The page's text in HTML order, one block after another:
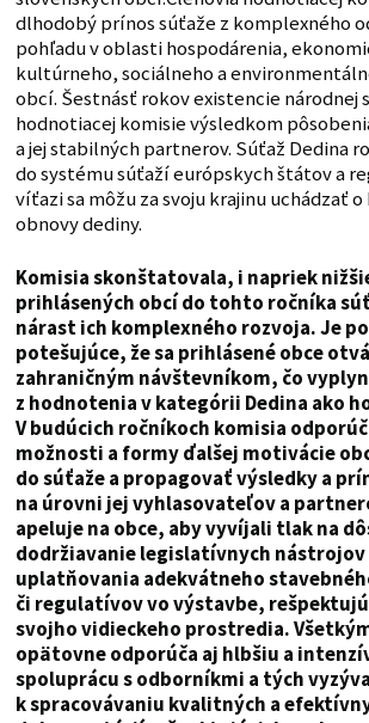
dlhodobý prínos súťaže z komplexného
pohľadu v oblasti hospodárenia,
kultúrneho, sociálneho a
obcí. Šestnásť rokov existencie národnej
hodnotiacej komisie výsledkom
a jej stabilných partnerov. Súťaž Dedina
do systému súťaží európskych štátov a
víťazi sa môžu za svoju krajinu uchádzať
obnovy dediny.
Komisia skonštatovala, i napriek
prihlásených obcí do tohto ročníka
nárast ich komplexného rozvoja. Je
potešujúce, že sa prihlásené obce
zahraničným návštevníkom, čo
z hodnotenia v kategórii Dedina ako
V budúcich ročníkoch komisia
možnosti a formy ďalšej motivácie
do súťaže a propagovať výsledky a
na úrovni jej vyhlasovateľov a
apeluje na obce, aby vyvíjali tlak na
dodržiavanie legislatívnych nástrojov
uplatňovania adekvátneho
či regulatívov vo výstavbe,
svojho vidieckeho prostredia.
opätovne odporúča aj hlbšiu a
spoluprácu s odborníkmi a tých vyzýva
kspracovávaniu kvalitných a